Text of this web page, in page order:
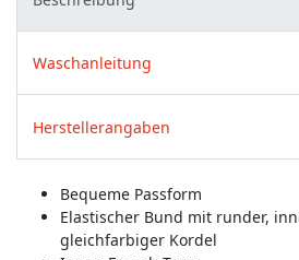
Waschanleitung
Herstellerangaben
Bequeme Passform
Elastischer Bund mit runder,
gleichfarbiger Kordel